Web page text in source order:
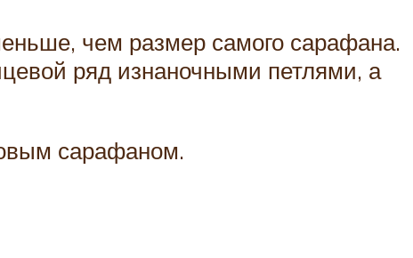
чем размер самого сарафана.
ряд изнаночными петлями, а
сарафаном.